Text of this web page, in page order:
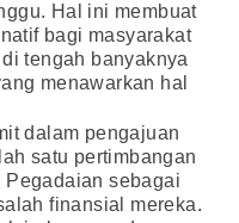
Hal ini membuat
bagi masyarakat
tengah banyaknya
menawarkan hal
dalam pengajuan
satu pertimbangan
Pegadaian sebagai
finansial mereka.